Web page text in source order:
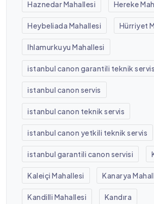
Haznedar Mahallesi Hereke
Heybeliada Mahallesi Hürriyet
Ihlamurkuyu Mahallesi
istanbul canon garantili teknik servis
istanbul canon servis
istanbul canon teknik servis
istanbul canon yetkili teknik servis
istanbul garantili canon servisi
Kaleiçi Mahallesi Kanarya
Kandilli Mahallesi Kandıra